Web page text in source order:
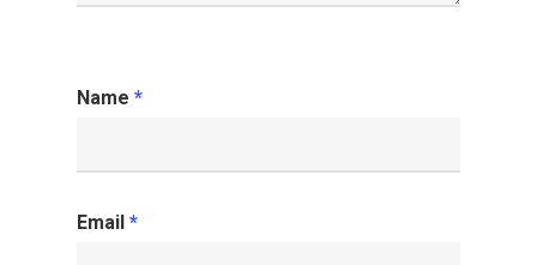
Name *
Email *